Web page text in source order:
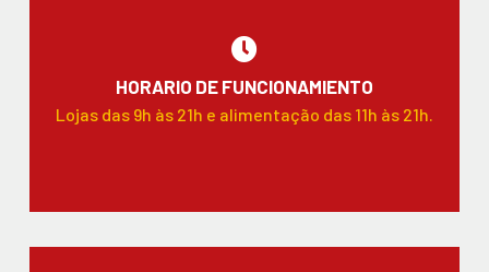
HORARIO DE FUNCIONAMIENTO
Lojas das 9h às 21h e alimentação das 11h às 21h.